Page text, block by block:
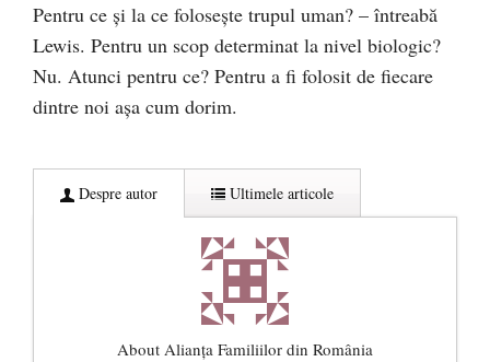
Pentru ce şi la ce foloseşte trupul uman? – întreabă
Lewis. Pentru un scop determinat la nivel biologic?
Nu. Atunci pentru ce? Pentru a fi folosit de fiecare
dintre noi așa cum dorim.
Despre autor Ultimele articole
About Alianţa Familiilor din România